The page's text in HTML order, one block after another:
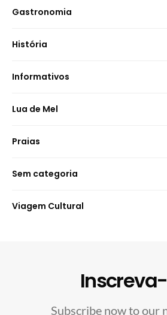
Gastronomia
História
Informativos
Lua de Mel
Praias
Sem categoria
Viagem Cultural
Subscribe now to our